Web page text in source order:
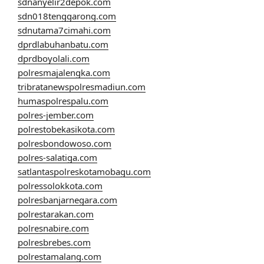
sdn018tenggarong.com
sdnutama7cimahi.com
dprdlabuhanbatu.com
dprdboyolali.com
polresmajalengka.com
tribratanewspolresmadiun.com
humaspolrespalu.com
polres-jember.com
polrestobekasikota.com
polresbondowoso.com
polres-salatiga.com
satlantaspolreskotamobagu.com
polressolokkota.com
polresbanjarnegara.com
polrestarakan.com
polresnabire.com
polresbrebes.com
polrestamalang.com